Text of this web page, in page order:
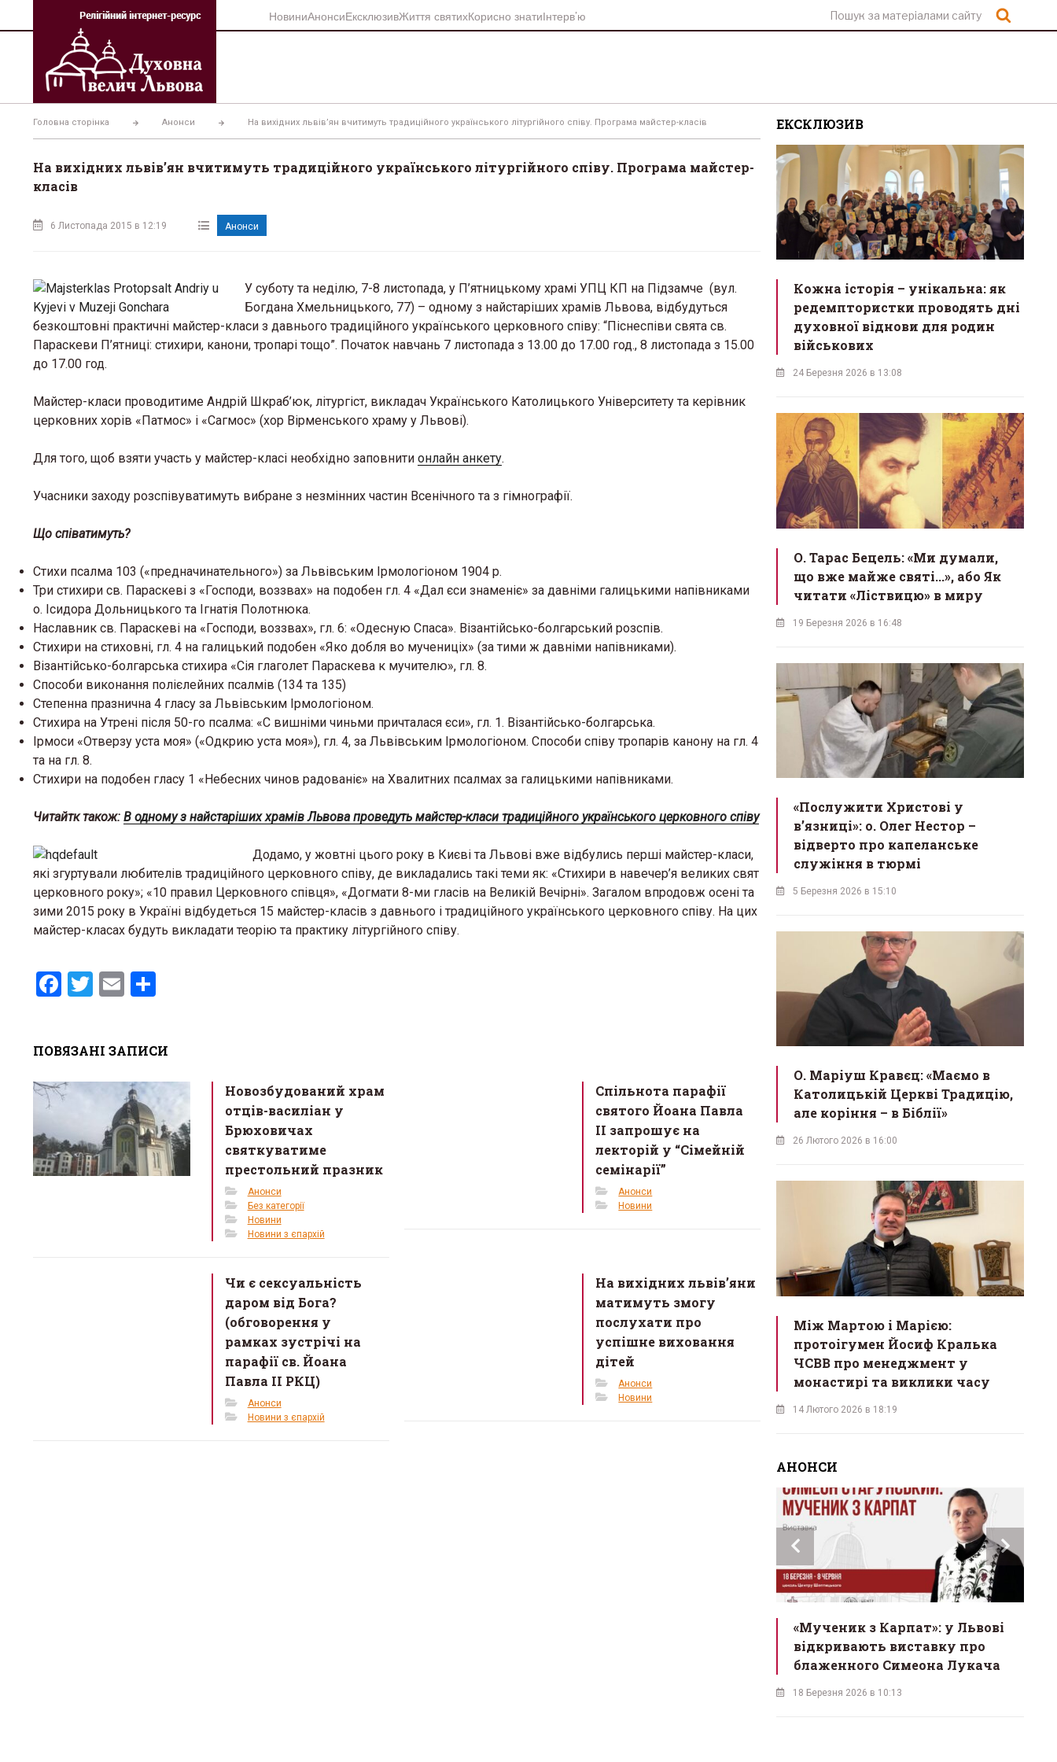
вмісту
НовиниАнонсиЕксклюзивЖиття святихКорисно знатиІнтерв’ю
Головна сторінка Анонси На вихідних львів’ян вчитимуть традиційного українського літургійного співу. Програма майстер-класів
На вихідних львів’ян вчитимуть традиційного українського літургійного співу. Програма майстер-
класів
6 Листопада 2015 в 12:19 Анонси
У суботу та неділю, 7-8 листопада, у П’ятницькому храмі УПЦ КП на Підзамче (вул.
Богдана Хмельницького, 77) – одному з найстаріших храмів Львова, відбудуться
безкоштовні практичні майстер-класи з давнього традиційного українського церковного співу: “Піснеспіви свята св.
Параскеви П’ятниці: стихири, канони, тропарі тощо”. Початок навчань 7 листопада з 13.00 до 17.00 год., 8 листопада з 15.00
до 17.00 год.
Майстер-класи проводитиме Андрій Шкраб’юк, літургіст, викладач Українського Католицького Університету та керівник
церковних хорів «Патмос» і «Сагмос» (хор Вірменського храму у Львові).
Для того, щоб взяти участь у майстер-класі необхідно заповнити онлайн анкету.
Учасники заходу розспівуватимуть вибране з незмінних частин Всенічного та з гімнографії.
Що співатимуть?
Стихи псалма 103 («предначинательного») за Львівським Ірмологіоном 1904 р.
Три стихири св. Параскеві з «Господи, воззвах» на подобен гл. 4 «Дал єси знаменіє» за давніми галицькими напівниками
о. Ісидора Дольницького та Ігнатія Полотнюка.
Наславник св. Параскеві на «Господи, воззвах», гл. 6: «Одесную Спаса». Візантійсько-болгарський розспів.
Стихири на стиховні, гл. 4 на галицький подобен «Яко добля во мучениціх» (за тими ж давніми напівниками).
Візантійсько-болгарська стихира «Сія глаголет Параскева к мучителю», гл. 8.
Способи виконання полієлейних псалмів (134 та 135)
Степенна празнична 4 гласу за Львівським Ірмологіоном.
Стихира на Утрені після 50-го псалма: «С вишніми чиньми причталася єси», гл. 1. Візантійсько-болгарська.
Ірмоси «Отверзу уста моя» («Одкрию уста моя»), гл. 4, за Львівським Ірмологіоном. Способи співу тропарів канону на гл. 4
та на гл. 8.
Стихири на подобен гласу 1 «Небесних чинов радованіє» на Хвалитних псалмах за галицькими напівниками.
Читайтк також: В одному з найстаріших храмів Львова проведуть майстер-класи традиційного українського церковного співу
Додамо, у жовтні цього року в Києві та Львові вже відбулись перші майстер-класи,
які згуртували любителів традиційного церковного співу, де викладались такі теми як: «Стихири в навечер’я великих свят
церковного року»; «10 правил Церковного співця», «Догмати 8-ми гласів на Великій Вечірні». Загалом впродовж осені та
зими 2015 року в Україні відбудеться 15 майстер-класів з давнього і традиційного українського церковного співу. На цих
майстер-класах будуть викладати теорію та практику літургійного співу.
F
b
o
o
k
T
er
E
e
ПОВЯЗАНІ ЗАПИСИ
Новозбудований храм
отців-василіан у
Брюховичах
святкуватиме
престольний празник
Анонси
Без категорії
Новини
Новини з єпархій
Спільнота парафії
святого Йоана Павла
ІІ запрошує на
лекторій у “Сімейній
семінарії”
Анонси
Новини
Чи є сексуальність
даром від Бога?
(обговорення у
рамках зустрічі на
парафії св. Йоана
Павла II РКЦ)
Анонси
Новини з єпархій
На вихідних львів’яни
матимуть змогу
послухати про
успішне виховання
дітей
Анонси
Новини
ЕКСКЛЮЗИВ
Кожна історія – унікальна: як
редемптористки проводять дні
духовної віднови для родин
військових
24 Березня 2026 в 13:08
О. Тарас Бецель: «Ми думали,
що вже майже святі...», або Як
читати «Ліствицю» в миру
19 Березня 2026 в 16:48
«Послужити Христові у
вʼязниці»: о. Олег Нестор –
відверто про капеланське
служіння в тюрмі
5 Березня 2026 в 15:10
О. Маріуш Кравєц: «Маємо в
Католицькій Церкві Традицію,
але коріння – в Біблії»
26 Лютого 2026 в 16:00
Між Мартою і Марією:
протоігумен Йосиф Кралька
ЧСВВ про менеджмент у
монастирі та виклики часу
14 Лютого 2026 в 18:19
АНОНСИ
«Мученик з Карпат»: у Львові
відкривають виставку про
блаженного Симеона Лукача
18 Березня 2026 в 10:13